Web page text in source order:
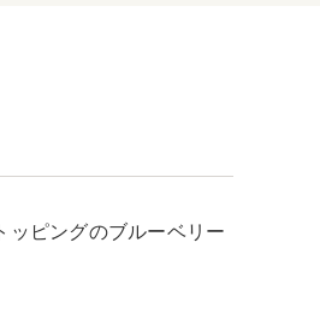
ッピングのブルーベリー